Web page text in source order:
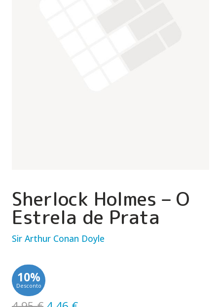
Sherlock Holmes – O
Estrela de Prata
Sir Arthur Conan Doyle
10%
Desconto